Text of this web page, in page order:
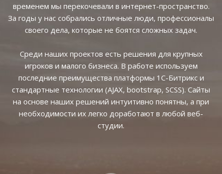
временем мы перекочевали в интернет-пространство.
За годы у нас собрались отличные люди, профессионалы
своего дела, которые не боятся сложных задач.
Среди наших проектов есть решения для крупных
игроков и малого бизнеса. В работе используем
последние преимущества платформы 1С-Битрикс и
стандартные технологии (AJAX, bootstrap, SCSS). Сайты
на основе наших решений интуитивно понятны, а при
необходимости их легко доработают в любой веб-
студии.